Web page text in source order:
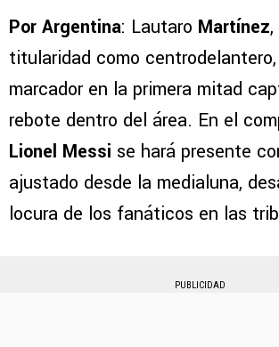
Por Argentina: Lautaro Martínez
titularidad como
marcador en la primera mitad
rebote dentro del área. En el
Lionel Messi se hará presente
ajustado desde la medialuna,
locura de los fanáticos en las
PUBLICIDAD